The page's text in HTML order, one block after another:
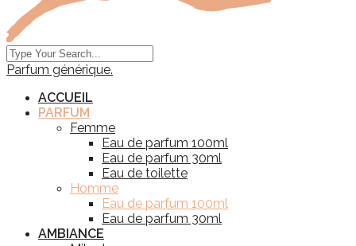
Parfum générique.
ACCUEIL
PARFUM
Femme
Eau de parfum 100ml
Eau de parfum 30ml
Eau de toilette
Homme
Eau de parfum 100ml
Eau de parfum 30ml
AMBIANCE